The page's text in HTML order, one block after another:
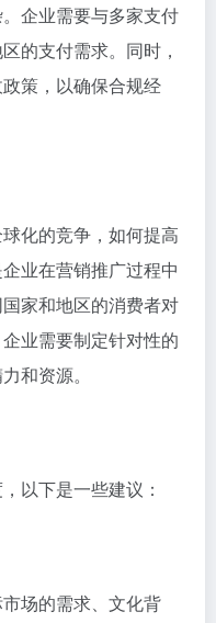
企业需要与多家支付
的支付需求。同时，
策，以确保合规经
化的竞争，如何提高
业在营销推广过程中
家和地区的消费者对
业需要制定针对性的
和资源。
以下是一些建议：
场的需求、文化背